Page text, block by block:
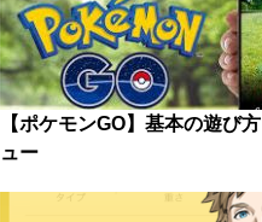
【ポケモンGO】基本の遊び方
ュー